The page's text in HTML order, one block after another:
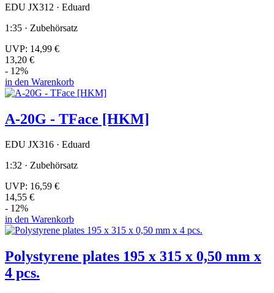
EDU JX312 · Eduard
1:35 · Zubehörsatz
UVP: 14,99 €
13,20 €
- 12%
in den Warenkorb
A-20G - TFace [HKM]
EDU JX316 · Eduard
1:32 · Zubehörsatz
UVP: 16,59 €
14,55 €
- 12%
in den Warenkorb
Polystyrene plates 195 x 315 x 0,50 mm x
4 pcs.